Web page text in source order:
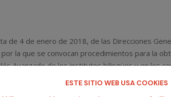
de 4 de enero de 2018, de las Direcciones
la que se convocan procedimientos para la
Avanzado de los institutos bilingües y en los
bilingüe en Educación Secundaria de la
ESTE SITIO WEB USA COOKIES